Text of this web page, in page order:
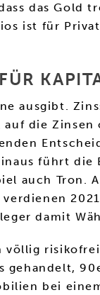
das Gold
ist für
ausgibt.
die
führt
auch Tron.
damit
gehandelt,
bei